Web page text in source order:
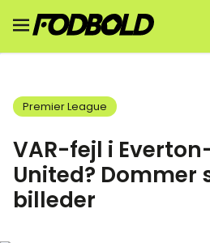
Premier League
VAR-fejl i
United? Dommer
billeder